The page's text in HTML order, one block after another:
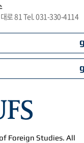
로 81 Tel. 031-330-4114
Foreign Studies. All